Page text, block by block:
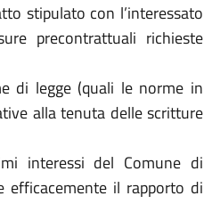
stipulato con l’interessato
precontrattuali richieste
di legge (quali le norme in
alla tenuta delle scritture
interessi del Comune di
efficacemente il rapporto di